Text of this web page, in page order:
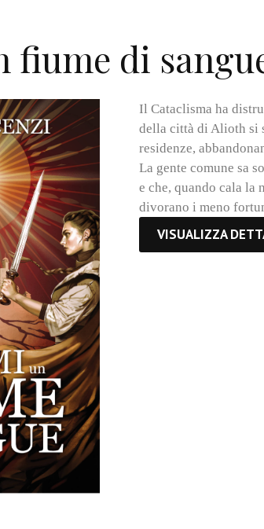
fiume di
Il Cataclisma ha
della città di Alioth si
residenze,
La gente comune sa
e che, quando cala la
divorano i meno
VISUALIZZA